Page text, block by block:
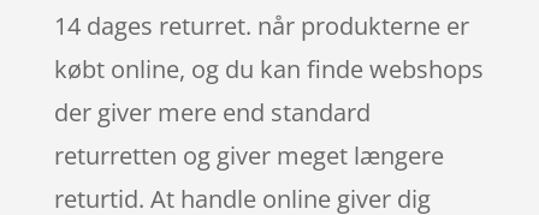
14 dages returret. når produkterne er
købt online, og du kan finde webshops
der giver mere end standard
returretten og giver meget længere
returtid. At handle online giver dig